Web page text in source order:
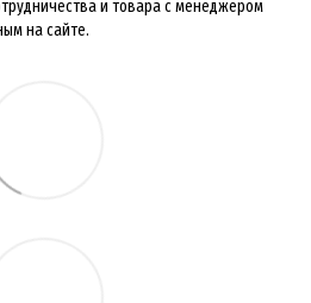
и товара с менеджером
на сайте.